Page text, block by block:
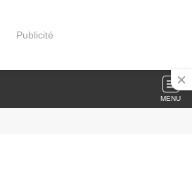
Publicité
MENU